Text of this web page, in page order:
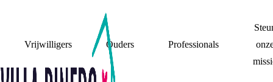
Vrijwilligers Ouders Professionals